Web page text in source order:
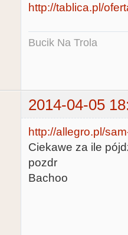
http://tablica.pl/
Bucik Na Trola
2014-04-05
http://allegro.pl/
Ciekawe za ile
pozdr
Bachoo